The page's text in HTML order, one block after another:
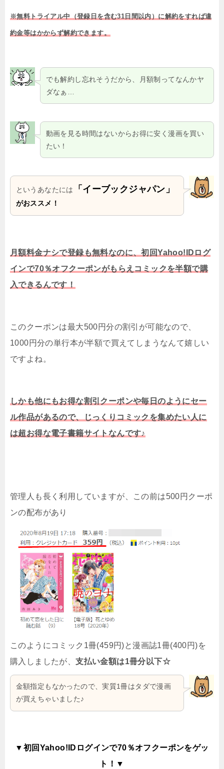
※無料トライアル中（登録日を含む31日間以内）に解約をすれば違
約金等はかからず解約できます。
でも解約し忘れそうだから、月額制ってなんかヤ
ダなぁ…
動画を見る時間はないからお得に安く漫画を買い
たい！
というあなたには 「イーブックジャパン」
がおススメ！
月額料金ナシで登録も無料なのに、初回Yahoo!IDログ
インで70％オフクーポンがもらえコミックを半額で購
入できるんです！
このクーポンは最大500円分の割引が可能なので、
1000円分の単行本が半額で買えてしまうなんて嬉しい
ですよね。
しかも他にもお得な割引クーポンや毎日のようにセー
ル作品があるので、じっくりコミックを集めたい人に
は超お得な電子書籍サイトなんです♪
管理人も長く利用していますが、この前は500円クーポ
ンの配布があり
このようにコミック1冊(459円)と漫画誌1冊(400円)を
購入しましたが、支払い金額は1冊分以下☆
金額指定もなかったので、実質1冊はタダで漫画
が買えちゃいました♪
▼初回Yahoo!IDログインで70％オフクーポンをゲッ
ト！▼